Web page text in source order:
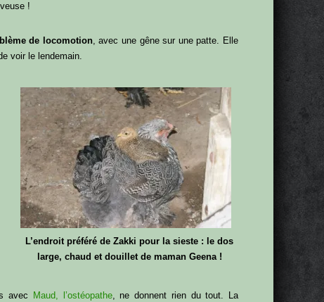
!
de locomotion, avec une gêne sur une patte. Elle
voir le lendemain.
L’endroit préféré de Zakki pour la sieste : le dos
large, chaud et douillet de maman Geena !
avec
Maud, l’ostéopathe, ne donnent rien du tout. La